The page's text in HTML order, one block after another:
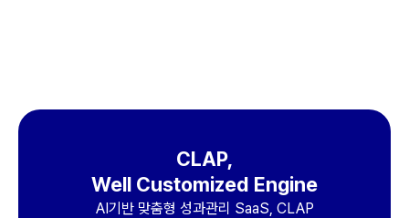
CLAP,
Well Customized Engine
AI기반 맞춤형 성과관리 SaaS, CLAP